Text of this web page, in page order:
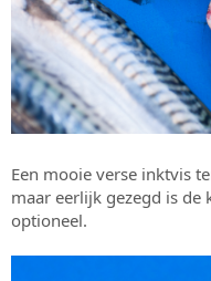
Een mooie verse inktvis
maar eerlijk gezegd is de
optioneel.